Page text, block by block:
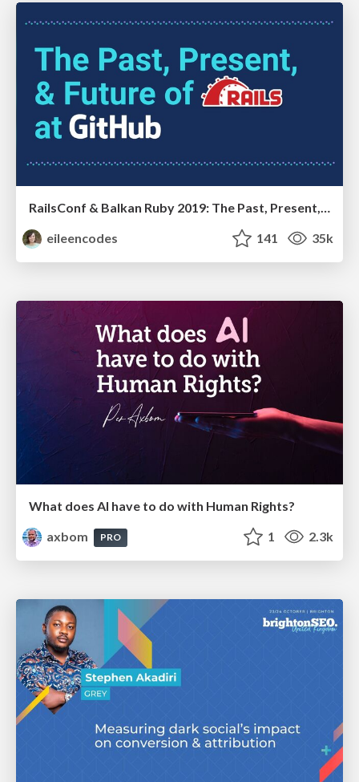
RailsConf & Balkan Ruby 2019: The Past, Present, and Future of Rails at GitHub
eileencodes
141 35k
What does AI have to do with Human Rights?
axbom
PRO 1 2.3k